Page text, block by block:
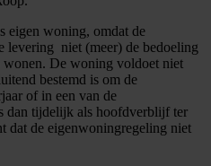
eigen woning, omdat de
levering niet (meer) de bedoeling
wonen. De woning voldoet niet
bestemd is om de
of in een van de
dan tijdelijk als hoofdverblijf ter
dat de eigenwoningregeling niet